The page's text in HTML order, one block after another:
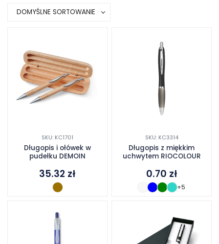
DOMYŚLNE SORTOWANIE
SKU: KC1701
Długopis i ołówek w
pudełku DEMOIN
35.32 zł
SKU: KC3314
Długopis z miękkim
uchwytem RIOCOLOUR
0.70 zł
+5